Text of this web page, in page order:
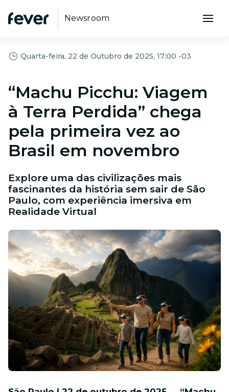
Newsroom
Quarta-feira, 22 de Outubro de 2025, 17:00 -03
“Machu Picchu: Viagem
à Terra Perdida” chega
pela primeira vez ao
Brasil em novembro
Explore uma das civilizações mais
fascinantes da história sem sair de São
Paulo, com experiência imersiva em
Realidade Virtual
PNG